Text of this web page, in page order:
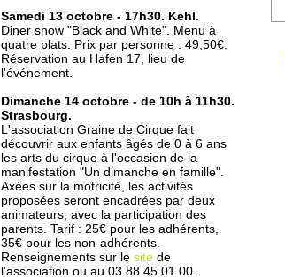
Le Cyclotour s'élance
sous le soleil
14 octobre 2017
Deux-Rives : "Eviter de
faire des contresens"
12 octobre 2017
Du Port du Rhin au port
d'Amsterdam
25 septembre 2015
Deux rives, treize ponts
Samedi 13 octobre - 17h30. Kehl.
Diner show "Black and White". Menu à
quatre plats. Prix par personne : 49,50€.
Réservation au Hafen 17, lieu de
l'événement.
Dimanche 14 octobre - de 10h à 11h30.
Strasbourg.
L'association Graine de Cirque fait
découvrir aux enfants âgés de 0 à 6 ans
les arts du cirque à l'occasion de la
manifestation "Un dimanche en famille".
Axées sur la motricité, les activités
proposées seront encadrées par deux
animateurs, avec la participation des
parents. Tarif : 25€ pour les adhérents,
35€ pour les non-adhérents.
Renseignements sur le site de
l'association ou au 03 88 45 01 00.